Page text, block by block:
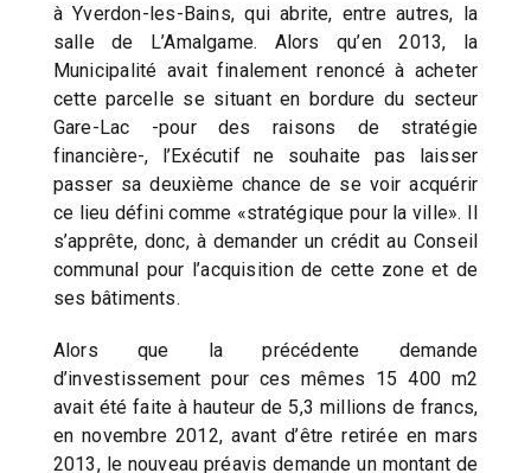
à Yverdon-les-Bains, qui abrite, entre autres, la
salle de L’Amalgame. Alors qu’en 2013, la
Municipalité avait finalement renoncé à acheter
cette parcelle se situant en bordure du secteur
Gare-Lac -pour des raisons de stratégie
financière-, l’Exécutif ne souhaite pas laisser
passer sa deuxième chance de se voir acquérir
ce lieu défini comme «stratégique pour la ville». Il
s’apprête, donc, à demander un crédit au Conseil
communal pour l’acquisition de cette zone et de
ses bâtiments.
Alors que la précédente demande
d’investissement pour ces mêmes 15 400 m2
avait été faite à hauteur de 5,3 millions de francs,
en novembre 2012, avant d’être retirée en mars
2013, le nouveau préavis demande un montant de